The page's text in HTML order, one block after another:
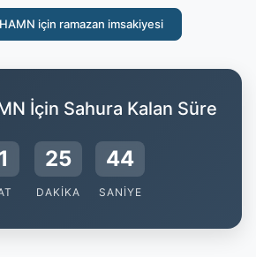
için ramazan imsakiyesi
İçin Sahura Kalan Süre
25
DAKIKA
44
SANIYE